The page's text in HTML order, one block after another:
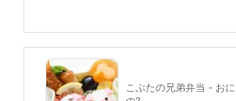
k
こぶたの兄弟弁当 - お